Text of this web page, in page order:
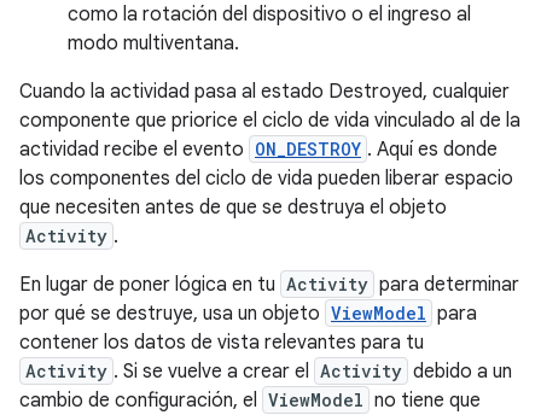
como la rotación del dispositivo o el ingreso al
modo multiventana.
Cuando la actividad pasa al estado Destroyed, cualquier
componente que priorice el ciclo de vida vinculado al de la
actividad recibe el evento ON_DESTROY . Aquí es donde
los componentes del ciclo de vida pueden liberar espacio
que necesiten antes de que se destruya el objeto
Activity .
En lugar de poner lógica en tu Activity para determinar
por qué se destruye, usa un objeto ViewModel para
contener los datos de vista relevantes para tu
Activity . Si se vuelve a crear el Activity debido a un
cambio de configuración, el
ViewModel no tiene que